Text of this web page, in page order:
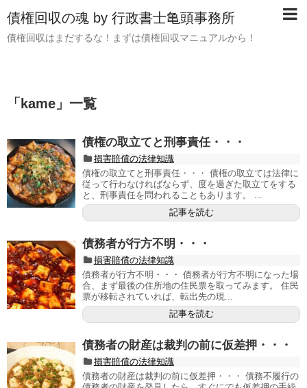
債権回収の魂 by 行政書士亀頭事務所
債権回収はまだするな！まずは債権回収マニュアルから！
「 kame 」 一覧
債権の取立てと刑事責任・・・
損害賠償の法律知識
債権の取立てと刑事責任・・・ 債権の取立ては法律に
従って行わなければならず、度を過ぎた取立てをする
と、刑事責任を問われることもあります。 ...
記事を読む
債務者が行方不明・・・
損害賠償の法律知識
債務者が行方不明・・・ 債務者が行方不明になった場
合、まず最後の住所地の住民票を取ってみます。 住民
票が移転されていれば、転出先の現...
記事を読む
債務者の財産は裁判の前に仮差押・・・
損害賠償の法律知識
債務者の財産は裁判の前に仮差押・・・ 債務不履行の